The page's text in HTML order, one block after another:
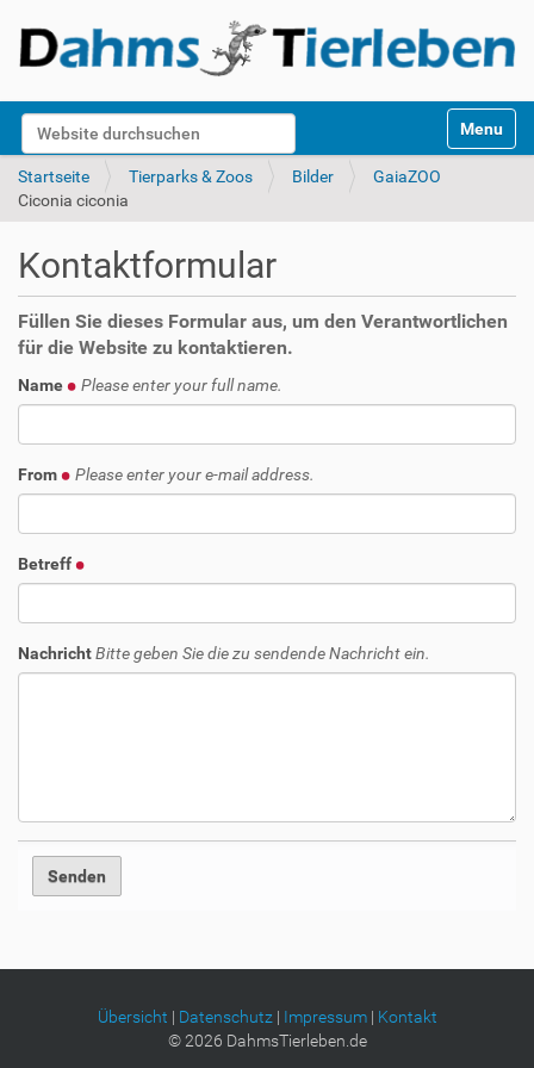
Website durchsuchen
k
Toggle
Startseite Tierparks & Zoos Bilder
GaiaZOO
Ciconia ciconia
Kontaktformular
Füllen Sie dieses Formular aus, um den Verantwortlichen
für die Website zu kontaktieren.
Name Please enter your full name.
From Please enter your e-mail address.
Betreff
NachrichtBitte geben Sie die zu sendende Nachricht ein.
Übersicht | Datenschutz| Impressum| Kontakt
©2026 DahmsTierleben.de